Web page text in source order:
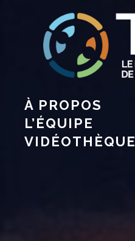
À PROPOS
L’ÉQUIPE
VIDÉOTHÈQUE